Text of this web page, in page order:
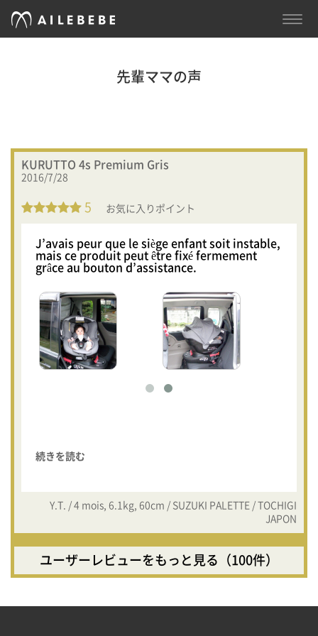
先輩ママの声
KURUTTO 4s Premium Gris
2016/7/28
5 お気に入りポイント
J’avais peur que le siège enfant soit instable,
mais ce produit peut être fixé fermement
grâce au bouton d’assistance.
続きを読む
Y.T. / 4 mois, 6.1kg, 60cm / SUZUKI PALETTE / TOCHIGI
JAPON
ユーザーレビューをもっと見る（100件）